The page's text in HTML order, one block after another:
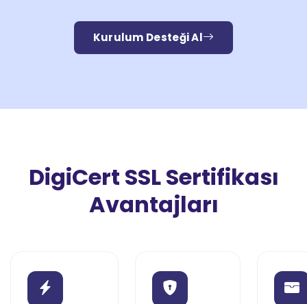
Kurulum Desteği Al
DigiCert SSL Sertifikası
Avantajları